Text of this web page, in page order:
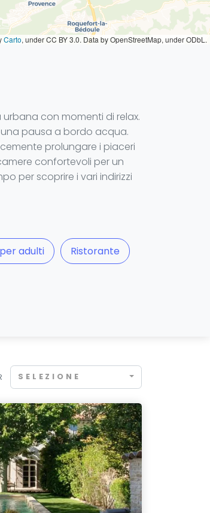
Carto, under CC BY 3.0. Data by OpenStreetMap, under ODbL.
con momenti di relax.
pausa a bordo acqua.
prolungare i piaceri
confortevoli per un
per scoprire i vari indirizzi
adulti Ristorante
SELEZIONE